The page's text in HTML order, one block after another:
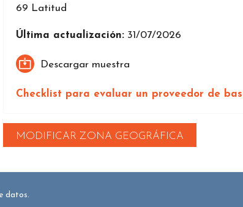
69 Latitud
Última actualización: 31/07/2026
Descargar muestra
Checklist para evaluar un proveedor de
MODIFICAR ZONA GEOGRÁFICA
datos.